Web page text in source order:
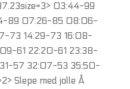
03:44-99
89 07:26-85 08:06-
73 14:29-73 16:08-
61 22:20-61 23:38-
57 32:07-53 35:50-
Slepe med jolle Å